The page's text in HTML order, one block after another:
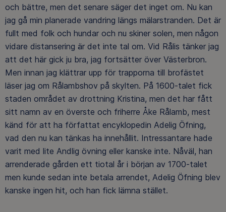
och bättre, men det senare säger det inget om. Nu kan
jag gå min planerade vandring längs mälarstranden. Det är
fullt med folk och hundar och nu skiner solen, men någon
vidare distansering är det inte tal om. Vid Rålis tänker jag
att det här gick ju bra, jag fortsätter över Västerbron.
Men innan jag klättrar upp för trapporna till brofästet
läser jag om Rålambshov på skylten. På 1600-talet fick
staden området av drottning Kristina, men det har fått
sitt namn av en överste och friherre Åke Rålamb, mest
känd för att ha författat encyklopedin Adelig Öfning,
vad den nu kan tänkas ha innehållit. Intressantare hade
varit med lite Andlig övning eller kanske inte. Nåväl, han
arrenderade gården ett tiotal år i början av 1700-talet
men kunde sedan inte betala arrendet, Adelig Öfning blev
kanske ingen hit, och han fick lämna stället.